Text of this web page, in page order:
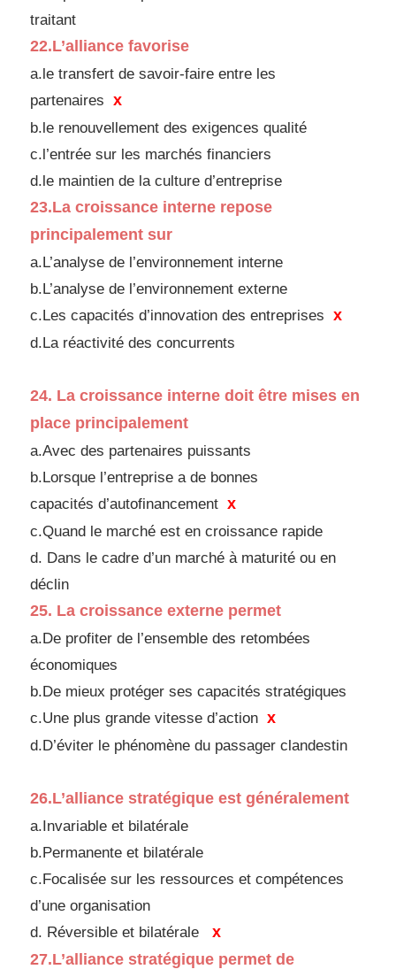
traitant
22.L’alliance favorise
a.le transfert de savoir-faire entre les
partenaires x
b.le renouvellement des exigences qualité
c.l’entrée sur les marchés financiers
d.le maintien de la culture d’entreprise
23.La croissance interne repose
principalement sur
a.L’analyse de l’environnement interne
b.L’analyse de l’environnement externe
c.Les capacités d’innovation des entreprises x
d.La réactivité des concurrents
24. La croissance interne doit être mises en
place principalement
a.Avec des partenaires puissants
b.Lorsque l’entreprise a de bonnes
capacités d’autofinancement x
c.Quand le marché est en croissance rapide
d. Dans le cadre d’un marché à maturité ou en
déclin
25. La croissance externe permet
a.De profiter de l’ensemble des retombées
économiques
b.De mieux protéger ses capacités stratégiques
c.Une plus grande vitesse d’action x
d.D’éviter le phénomène du passager clandestin
26.L’alliance stratégique est généralement
a.Invariable et bilatérale
b.Permanente et bilatérale
c.Focalisée sur les ressources et compétences
d’une organisation
d. Réversible et bilatérale
x
27.L’alliance stratégique permet de